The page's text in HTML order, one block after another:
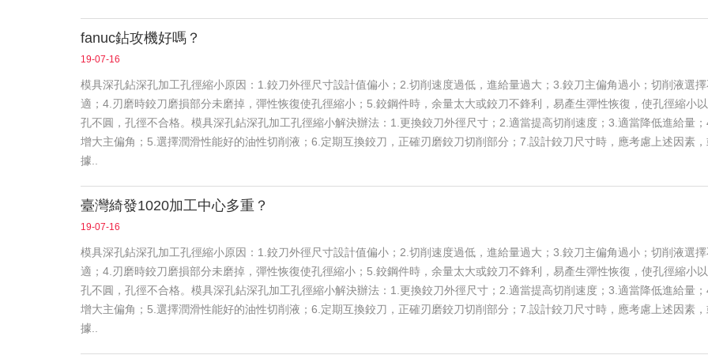
fanuc鉆攻機好嗎？
19-07-16
模具深孔鉆深孔加工孔徑縮小原因：1.鉸刀外徑尺寸設計值偏小；2.切削速度過低，進給量過大；3.鉸刀主偏角過小；切削液選
適；4.刃磨時鉸刀磨損部分未磨掉，彈性恢復使孔徑縮小；5.鉸鋼件時，余量太大或鉸刀不鋒利，易產生彈性恢復，使孔徑縮小
孔不圓，孔徑不合格。模具深孔鉆深孔加工孔徑縮小解決辦法：1.更換鉸刀外徑尺寸；2.適當提高切削速度；3.適當降低進給量
增大主偏角；5.選擇潤滑性能好的油性切削液；6.定期互換鉸刀，正確刃磨鉸刀切削部分；7.設計鉸刀尺寸時，應考慮上述因素
據..
臺灣綺發1020加工中心多重？
19-07-16
模具深孔鉆深孔加工孔徑縮小原因：1.鉸刀外徑尺寸設計值偏小；2.切削速度過低，進給量過大；3.鉸刀主偏角過小；切削液選
適；4.刃磨時鉸刀磨損部分未磨掉，彈性恢復使孔徑縮小；5.鉸鋼件時，余量太大或鉸刀不鋒利，易產生彈性恢復，使孔徑縮小
孔不圓，孔徑不合格。模具深孔鉆深孔加工孔徑縮小解決辦法：1.更換鉸刀外徑尺寸；2.適當提高切削速度；3.適當降低進給量
增大主偏角；5.選擇潤滑性能好的油性切削液；6.定期互換鉸刀，正確刃磨鉸刀切削部分；7.設計鉸刀尺寸時，應考慮上述因素
據..